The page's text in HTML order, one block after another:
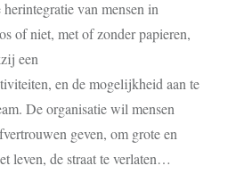
van mensen in
of niet, met of zonder papieren,
een
en de mogelijkheid aan te
De organisatie wil mensen
geven, om grote en
leven, de straat te verlaten…